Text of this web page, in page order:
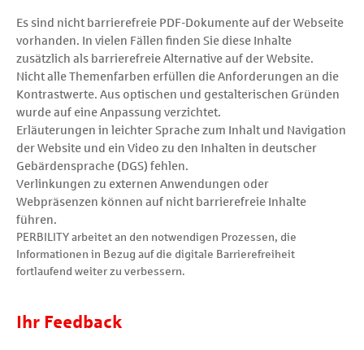
Es sind nicht barrierefreie PDF-Dokumente auf der Webseite
vorhanden. In vielen Fällen finden Sie diese Inhalte
zusätzlich als barrierefreie Alternative auf der Website.
Nicht alle Themenfarben erfüllen die Anforderungen an die
Kontrastwerte. Aus optischen und gestalterischen Gründen
wurde auf eine Anpassung verzichtet.
Erläuterungen in leichter Sprache zum Inhalt und Navigation
der Website und ein Video zu den Inhalten in deutscher
Gebärdensprache (DGS) fehlen.
Verlinkungen zu externen Anwendungen oder
Webpräsenzen können auf nicht barrierefreie Inhalte
führen.
PERBILITY arbeitet an den notwendigen Prozessen, die
Informationen in Bezug auf die digitale Barrierefreiheit
fortlaufend weiter zu verbessern.
Ihr Feedback